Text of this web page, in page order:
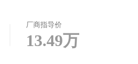
厂商指导价
13.49万